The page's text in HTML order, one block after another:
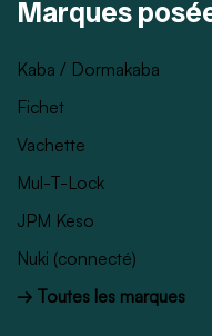
Marques
Kaba / Dormakaba
Fichet
Vachette
Mul-T-Lock
JPM Keso
Nuki (connecté)
→ Toutes les marques